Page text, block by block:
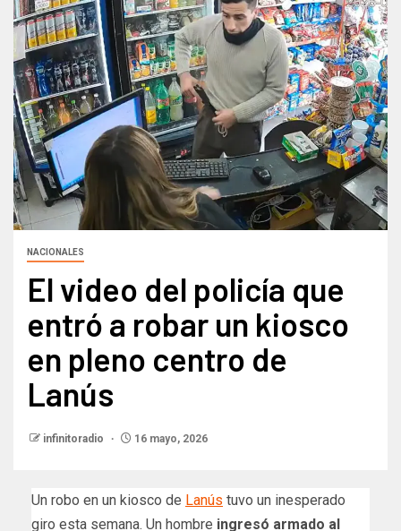
NACIONALES
El video del policía que
entró a robar un kiosco
en pleno centro de
Lanús
infinitoradio 16 mayo, 2026
Un robo en un kiosco de Lanús tuvo un inesperado
giro esta semana. Un hombre ingresó armado al